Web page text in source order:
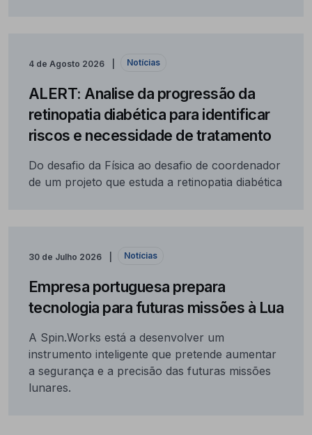
4 de Agosto 2026 Notícias
ALERT: Analise da progressão da
retinopatia diabética para identificar
riscos e necessidade de tratamento
Do desafio da Física ao desafio de coordenador
de um projeto que estuda a retinopatia diabética
30 de Julho 2026 Notícias
Empresa portuguesa prepara
tecnologia para futuras missões à Lua
A Spin.Works está a desenvolver um
instrumento inteligente que pretende aumentar
a segurança e a precisão das futuras missões
lunares.